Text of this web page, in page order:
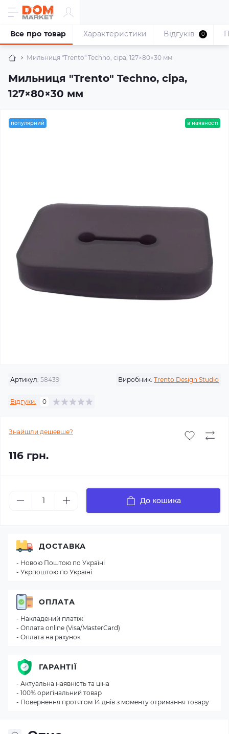
Мильниця "Trento" Techno, сіра, 127×80×30 мм
Мильниця "Trento" Techno, сіра,
127×80×30 мм
Все про товар Характеристики Відгуків 0
популярний в наявності
Артикул: 58439 Виробник: Trento Design Studio
Відгуки: 0
Знайшли дешевше?
116 грн.
До кошика
ДОСТАВКА
- Новою Поштою по Україні
- Укрпоштою по Україні
ОПЛАТА
- Накладений платіж
- Оплата online (Visa/MasterCard)
- Оплата на рахунок
ГАРАНТІЇ
- Актуальна наявність та ціна
- 100% оригінальний товар
- Повернення протягом 14 днів з моменту отримання товару